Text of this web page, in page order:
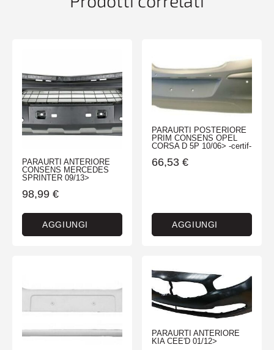
PARAURTI ANTERIORE
CONSENS MERCEDES
SPRINTER 09/13>
98,99 €
AGGIUNGI
PARAURTI POSTERIORE
PRIM CONSENS OPEL
CORSA D 5P 10/06> -certif-
66,53 €
AGGIUNGI
PARAURTI ANTERIORE
KIA CEE'D 01/12>